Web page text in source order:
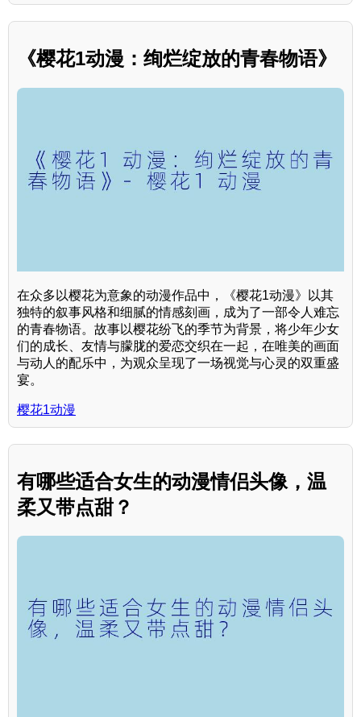
《樱花1动漫：绚烂绽放的青春物语》
在众多以樱花为意象的动漫作品中，《樱花1动漫》以其
独特的叙事风格和细腻的情感刻画，成为了一部令人难忘
的青春物语。故事以樱花纷飞的季节为背景，将少年少女
们的成长、友情与朦胧的爱恋交织在一起，在唯美的画面
与动人的配乐中，为观众呈现了一场视觉与心灵的双重盛
宴。
樱花1动漫
有哪些适合女生的动漫情侣头像，温
柔又带点甜？